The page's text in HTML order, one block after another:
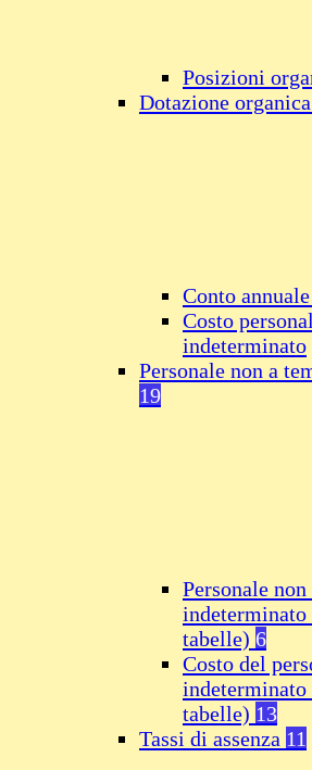
Posizioni
Dotazione organica
Conto
Costo
indeterminato
Personale non a
19
Personale
tabelle) 6
Costo del
tabelle) 13
Tassi di assenza 11